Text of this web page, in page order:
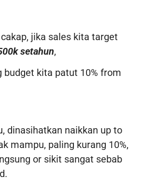
jika sales kita target
setahun,
budget kita patut 10% from
dinasihatkan naikkan up to
mampu, paling kurang 10%,
or sikit sangat sebab